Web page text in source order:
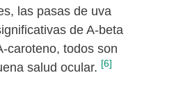
las pasas de uva
de A-beta
caroteno, todos son
salud ocular. [6]